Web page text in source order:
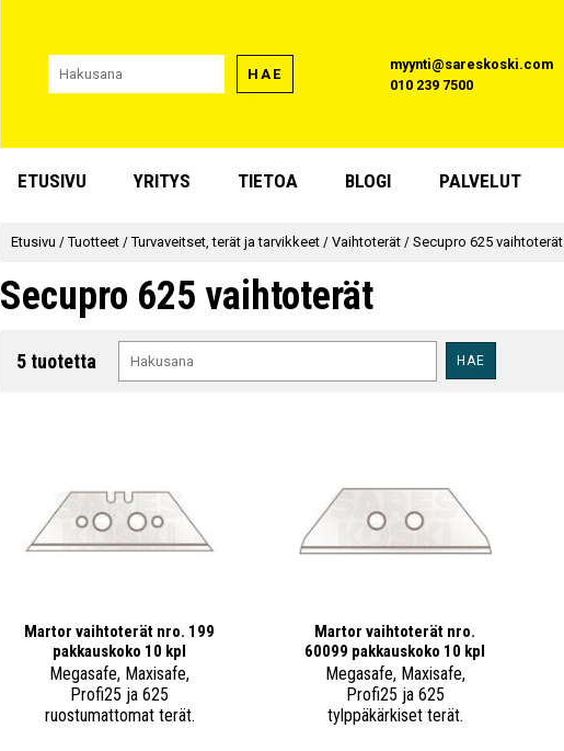
HAE
myynti@sareskoski.com
010 239 7500
ETUSIVU YRITYS TIETOA BLOGI PALVELUT
Etusivu /Tuotteet /Turvaveitset, terät ja tarvikkeet /Vaihtoterät /Secupro 625 vaihtoterät
Secupro 625 vaihtoterät
5 tuotetta HAE
Martor vaihtoterät nro. 199
pakkauskoko 10 kpl
Megasafe, Maxisafe,
Profi25 ja 625
ruostumattomat terät.
Martor vaihtoterät nro.
60099 pakkauskoko 10 kpl
Megasafe, Maxisafe,
Profi25 ja 625
tylppäkärkiset terät.